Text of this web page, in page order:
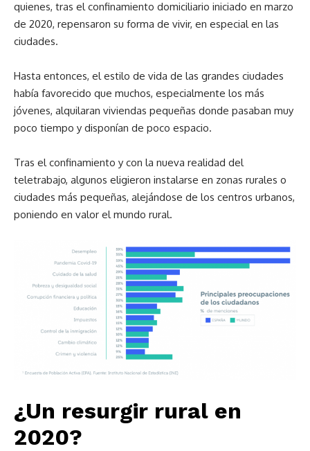
quienes, tras el confinamiento domiciliario iniciado en marzo
de 2020, repensaron su forma de vivir, en especial en las
ciudades.
Hasta entonces, el estilo de vida de las grandes ciudades
había favorecido que muchos, especialmente los más
jóvenes, alquilaran viviendas pequeñas donde pasaban muy
poco tiempo y disponían de poco espacio.
Tras el confinamiento y con la nueva realidad del
teletrabajo, algunos eligieron instalarse en zonas rurales o
ciudades más pequeñas, alejándose de los centros urbanos,
poniendo en valor el mundo rural.
¿Un resurgir rural en
2020?